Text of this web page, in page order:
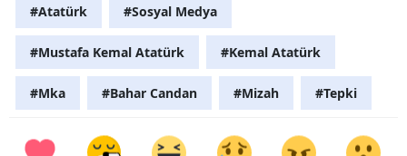
#Atatürk #Sosyal Medya
#Mustafa Kemal Atatürk #Kemal Atatürk
#Mka #Bahar Candan #Mizah #Tepki